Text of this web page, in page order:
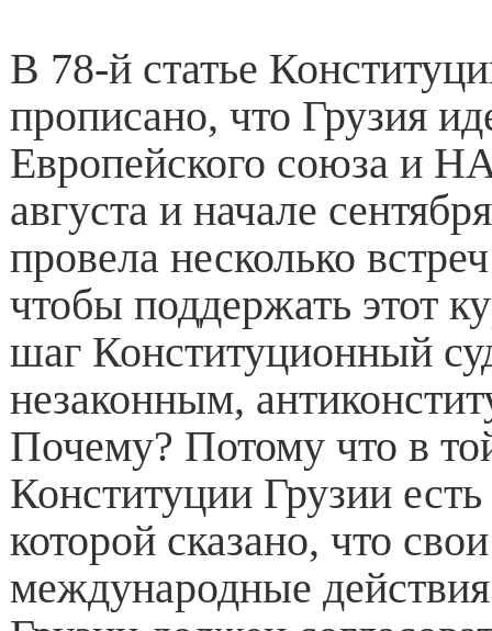
В 78-й статье
прописано, что Грузия
Европейского союза и
августа и начале
провела несколько
чтобы поддержать этот
шаг Конституционный
незаконным,
Почему? Потому что в
Конституции Грузии есть
которой сказано, что свои
международные